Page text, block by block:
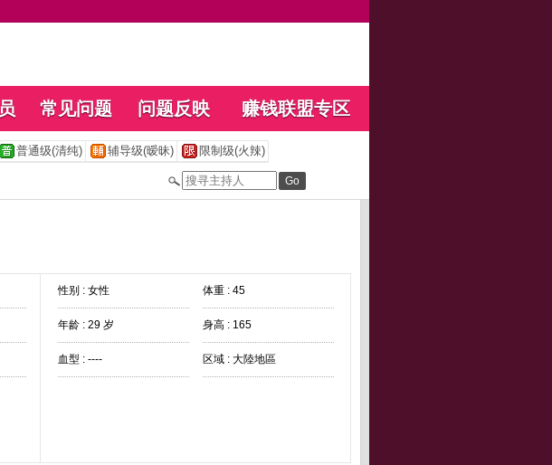
常见问题 问题反映 赚钱联盟专区
普通级(清纯) 辅导级(暧昧) 限制级(火辣)
性别 : 女性 体重 : 45
年龄 : 29 岁 身高 : 165
血型 : ---- 区域 : 大陸地區